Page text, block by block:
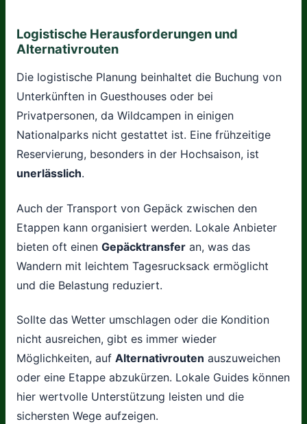
Logistische Herausforderungen und
Alternativrouten
Die logistische Planung beinhaltet die Buchung von
Unterkünften in Guesthouses oder bei
Privatpersonen, da Wildcampen in einigen
Nationalparks nicht gestattet ist. Eine frühzeitige
Reservierung, besonders in der Hochsaison, ist
unerlässlich.
Auch der Transport von Gepäck zwischen den
Etappen kann organisiert werden. Lokale Anbieter
bieten oft einen Gepäcktransfer an, was das
Wandern mit leichtem Tagesrucksack ermöglicht
und die Belastung reduziert.
Sollte das Wetter umschlagen oder die Kondition
nicht ausreichen, gibt es immer wieder
Möglichkeiten, auf Alternativrouten auszuweichen
oder eine Etappe abzukürzen. Lokale Guides können
hier wertvolle Unterstützung leisten und die
sichersten Wege aufzeigen.